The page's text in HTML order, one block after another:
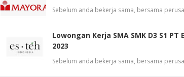
Sebelum anda bekerja sama, bersama
Lowongan Kerja SMA SMK D3 S1
2023
Sebelum anda bekerja sama, bersama